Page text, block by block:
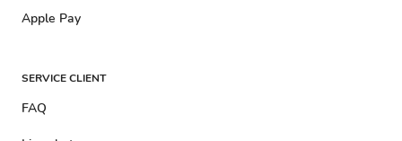
Apple Pay
SERVICE CLIENT
FAQ